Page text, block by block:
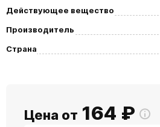
Действующее вещество
Производитель
Страна
Цена от 164 ₽